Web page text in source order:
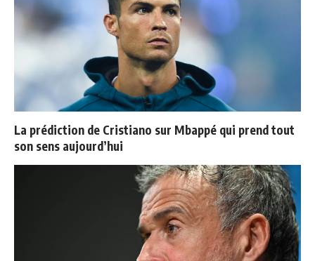
La prédiction de Cristiano sur Mbappé qui prend tout
son sens aujourd’hui